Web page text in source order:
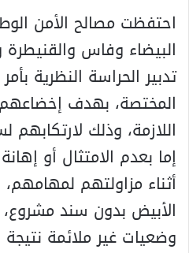
احتفظت مصالح الأمن
تدبير الحراسة النظرية
المختصة، بهدف إخضاعهم
اللازمة، وذلك
إما بعدم الامتثال أو
أثناء مزاولتهم
الأبيض بدون سند
وضعيات غير ملائمة